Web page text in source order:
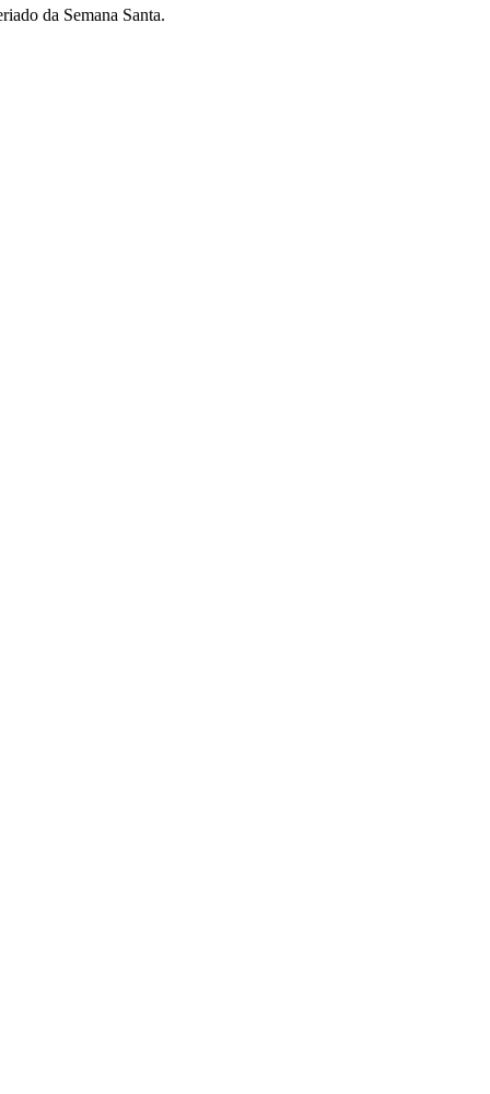
da Semana Santa.